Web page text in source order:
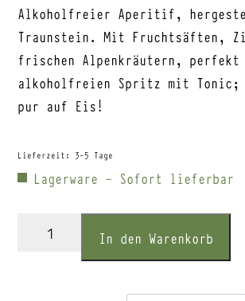
Alkoholfreier Aperitif,
Traunstein. Mit Fruchtsäften,
frischen Alpenkräutern,
alkoholfreien Spritz mit Tonic;
pur auf Eis!
Lieferzeit: 3-5 Tage
Lagerware - Sofort lieferbar
Mondino
In den Warenkorb